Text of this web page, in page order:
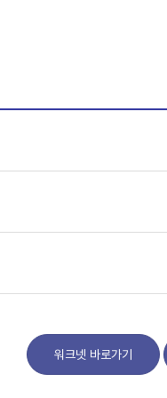
워크넷 바로가기